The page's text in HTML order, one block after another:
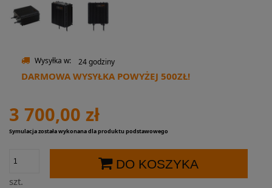
Wysyłka w: 24 godziny
DARMOWA WYSYŁKA POWYŻEJ 500ZŁ!
3 700,00 zł
Symulacja została wykonana dla produktu podstawowego
szt.
DO KOSZYKA